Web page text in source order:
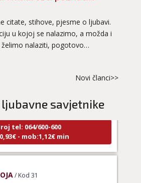
citate, stihove, pjesme o ljubavi.
u kojoj se nalazimo, a možda i
nalaziti, pogotovo…
Novi članci>>
savjetnike
savjetnik je zauzet
Broj tel: 064/600-600
- mob:1,12€ min
savjetnik je slobodan